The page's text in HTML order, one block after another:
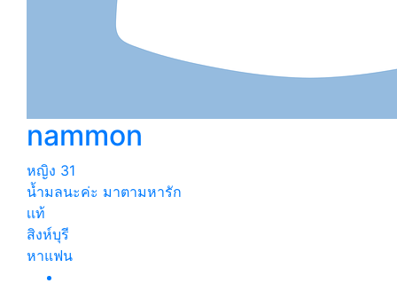
nammon
หญิง 31
น้ำมลนะค่ะ มาตามหารัก
เเท้
สิงห์บุรี
หาแฟน